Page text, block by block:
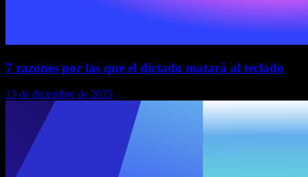
7 razones por las que el dictado matará al teclado
13 de diciembre de 2025